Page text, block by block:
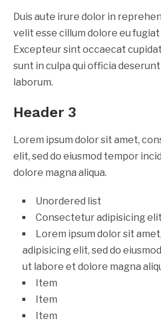
Duis aute irure dolor in
velit esse cillum dolore eu
Excepteur sint occaecat
sunt in culpa qui officia
laborum.
Header 3
Lorem ipsum dolor sit amet,
elit, sed do eiusmod tempor
dolore magna aliqua.
Unordered list
Consectetur adipisicing elit
Lorem ipsum dolor sit
adipisicing elit, sed do
ut labore et dolore magna
Item
Item
Item